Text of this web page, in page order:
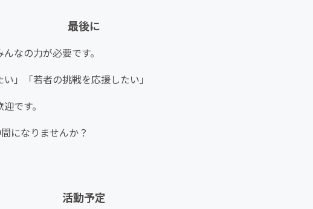
最後に
なの力が必要です。
」「若者の挑戦を応援したい」
です。
になりませんか？
活動予定